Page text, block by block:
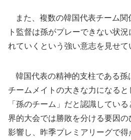
また、複数の韓国代表チーム関
ト監督は孫がプレーできない状
れていくという強い意志を見せて
韓国代表の精神的支柱である孫
チームメイトの大きな力になる
「孫のチーム」だと認識してい
界的大会では勝敗を分ける要因
影響し、昨季プレミアリーグで